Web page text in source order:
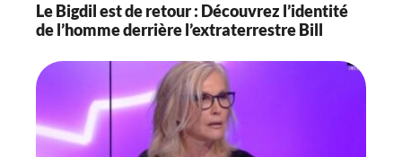
Le Bigdil est de retour : Découvrez l’identité
de l’homme derrière l’extraterrestre Bill